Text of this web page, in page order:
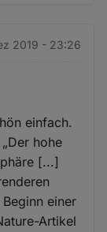
2019 - 23:26
einfach.
hohe
[...]
einer
Artikel